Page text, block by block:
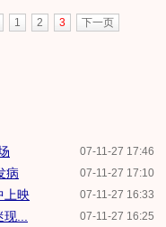
1 2 3 下一页
07-11-27 17:46
07-11-27 17:10
病
07-11-27 16:33
上映
07-11-27 16:25
...